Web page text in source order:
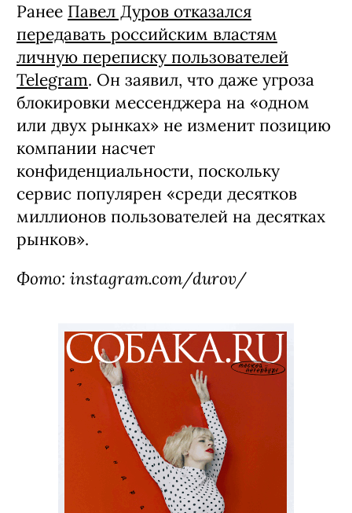
Ранее Павел Дуров отказался
передавать российским властям
личную переписку пользователей
Telegram. Он заявил, что даже угроза
блокировки мессенджера на «одном
или двух рынках» не изменит позицию
компании насчет
конфиденциальности, поскольку
сервис популярен «среди десятков
миллионов пользователей на десятках
рынков».
Фото: instagram.com/durov/